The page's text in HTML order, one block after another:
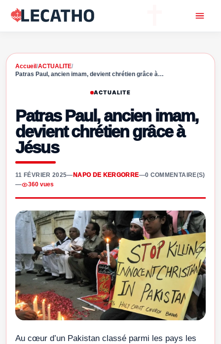
Accueil /ACTUALITE/
Patras Paul, ancien imam, devient chrétien grâce à…
ACTUALITE
Patras Paul, ancien imam,
devient chrétien grâce à
Jésus
11 FÉVRIER 2025— NAPO DE KERGORRE—0 COMMENTAIRE(S)
—
360 vues
Au cœur d’un Pakistan classé parmi les pays les